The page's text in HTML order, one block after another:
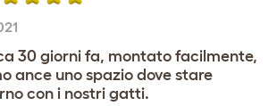
30 giorni fa, montato facilmente,
ance uno spazio dove stare
con i nostri gatti.